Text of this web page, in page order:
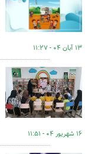
۱۳ آبان ۰۴ - ۱۱:۲۷
۱۶ شهریور ۰۴ - ۱۱:۵۱